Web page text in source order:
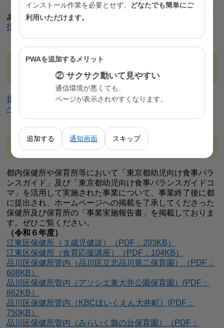
補助教材として折り紙やペーパークラフトなどの見本も
あります。
指導マニュアル（PDF：1,844KB）
「東京都幼児向け食事バランスガイド」補助教
材（親子で学ぼう！）
折り紙（PDF：352KB）
ペーパークラフト（PDF：496KB）
幼児期からの健康食習慣定着推進事業
都内保健所や保育所等において「東京都幼児向け食事バラ
ンスガイド」及び「東京都幼児向け食事バランスガイドコ
マ」を活用して実施された事業について、事業終了後に都
に提出され、ホームページへの掲載を了承してくださった
保健所及び保育所の「事業実施報告書」を掲載しておりま
す。ぜひご覧ください。
（令和６年度）
江東区保健所（３歳児健診）（PDF：203KB）
江東区保健所（食育応援講座）（PDF：104KB）
品川区保健所管内（品川区立北品川第二保育園）（PDF：
608KB）
品川区保健所管内（アソシエ東大井公園保育園）(PDF：
862KB）
品川区保健所管内（KBCほいくえん大井町）(PDF：
750KB）
品川区保健所管内（みらいく旗の台保育園）（PDF：
インストール作業を必要とせず、 どなたでも簡単にご
利用いただけます。
PWAを追加するメリット
② サクサク動いて見やすい
通信環境が悪くても、
ページが表示されやすくなります。
追加する 通知画面 スキップ